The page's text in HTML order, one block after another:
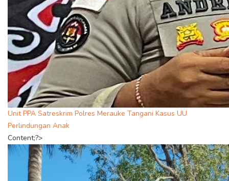
Unit PPA Satreskrim Polres Merauke Tangani Kasus UU
Perlindungan Anak
Content;?>